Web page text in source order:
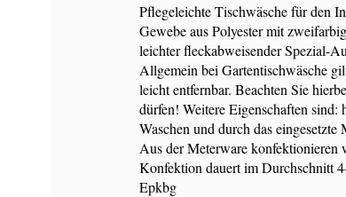
Pflegeleichte Tischwäsche für den
Gewebe aus Polyester mit
leichter fleckabweisender Spezial-
Allgemein bei Gartentischwäsche
leicht entfernbar. Beachten Sie
dürfen! Weitere Eigenschaften sind:
Waschen und durch das
Aus der Meterware
Konfektion dauert im Durchschnitt
Epkbg